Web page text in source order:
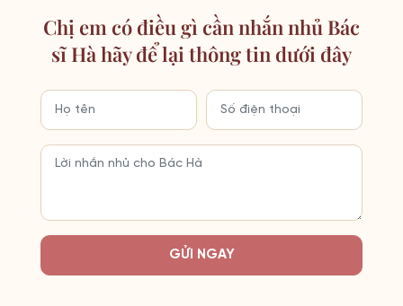
Chị em có điều gì cần nhắn nhủ Bác
sĩ Hà hãy để lại thông tin dưới đây
GỬI NGAY